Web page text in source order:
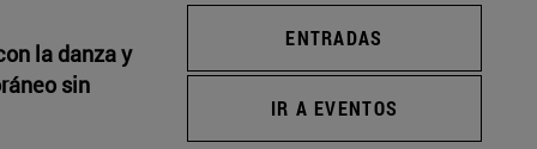
la danza y
sin
ENTRADAS
IR A EVENTOS